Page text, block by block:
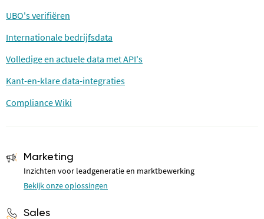
UBO's verifiëren
Internationale bedrijfsdata
Volledige en actuele data met API's
Kant-en-klare data-integraties
Compliance Wiki
Marketing
Inzichten voor leadgeneratie en marktbewerking
Bekijk onze oplossingen
Sales